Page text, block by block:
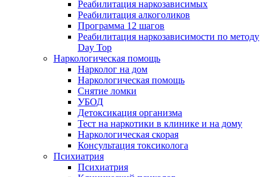
Реабилитация наркозависимых
Реабилитация алкоголиков
Программа 12 шагов
Реабилитация наркозависимости по методу
Day Top
Наркологическая помощь
Нарколог на дом
Наркологическая помощь
Снятие ломки
УБОД
Детоксикация организма
Тест на наркотики в клинике и на дому
Наркологическая скорая
Консультация токсиколога
Психиатрия
Психиатрия